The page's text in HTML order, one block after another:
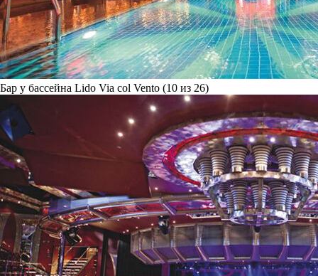
Бар у бассейна Lido Via col Vento (10 из 26)